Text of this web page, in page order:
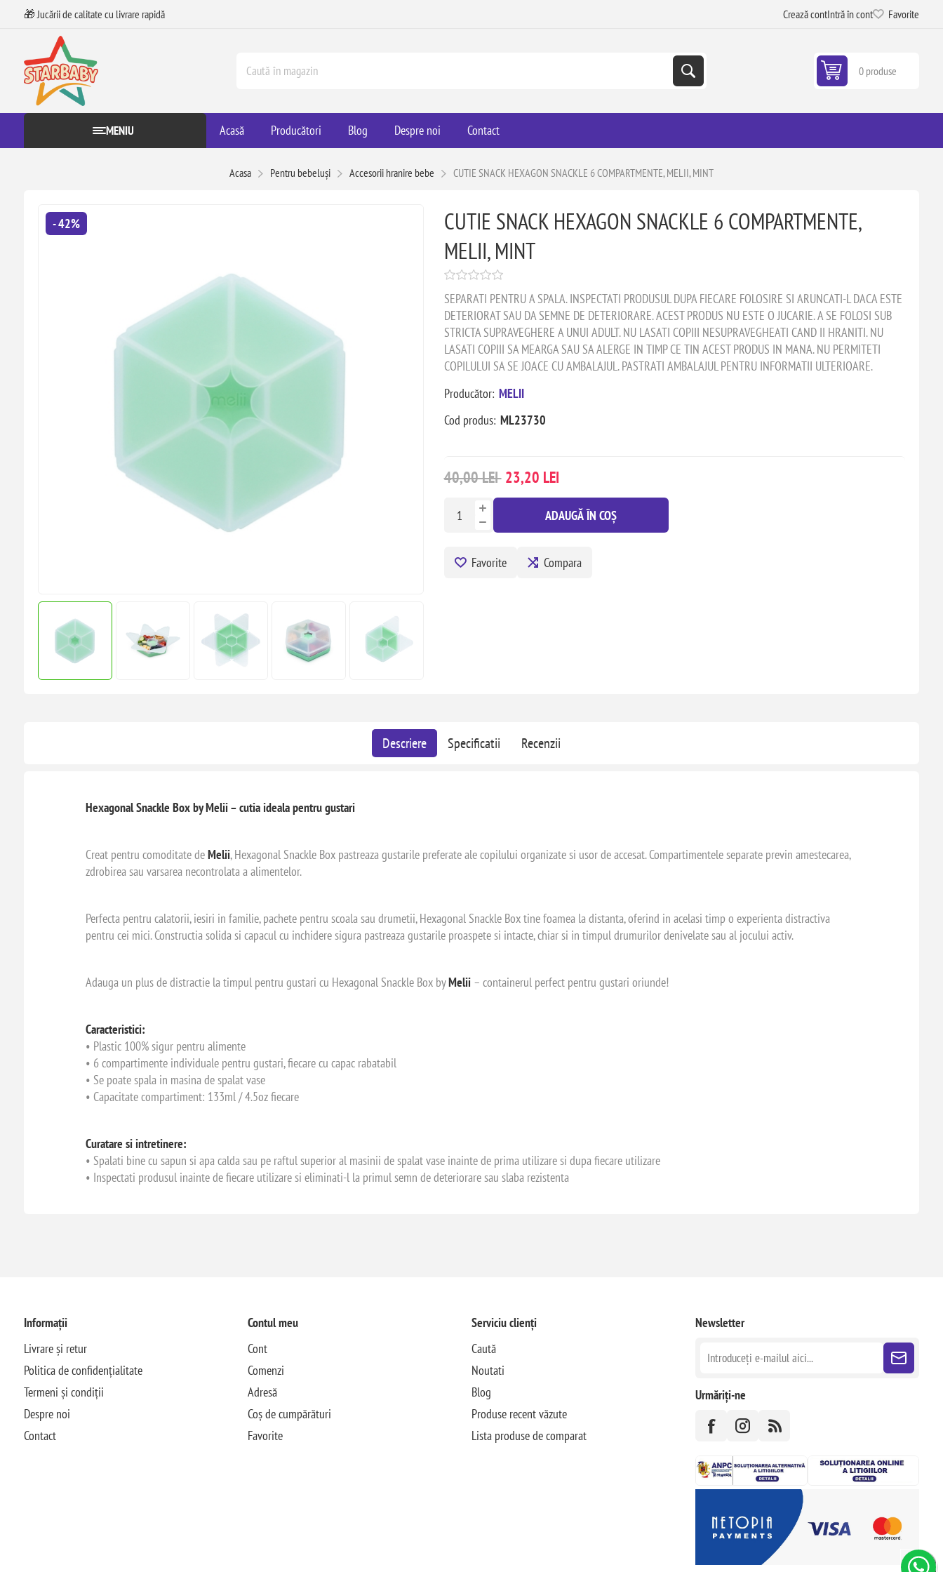
🎁 Jucării de calitate cu livrare rapidă Crează contIntră în cont Favorite
0 produse
MENIU Acasă Producători Blog Despre noi Contact
Acasa Pentru bebeluși Accesorii hranire bebe CUTIE SNACK HEXAGON SNACKLE 6 COMPARTMENTE, MELII, MINT
- 42%
CUTIE SNACK HEXAGON SNACKLE 6 COMPARTMENTE,
MELII, MINT
SEPARATI PENTRU A SPALA. INSPECTATI PRODUSUL DUPA FIECARE FOLOSIRE SI ARUNCATI-L DACA ESTE
DETERIORAT SAU DA SEMNE DE DETERIORARE. ACEST PRODUS NU ESTE O JUCARIE. A SE FOLOSI SUB
STRICTA SUPRAVEGHERE A UNUI ADULT. NU LASATI COPIII NESUPRAVEGHEATI CAND II HRANITI. NU
LASATI COPIII SA MEARGA SAU SA ALERGE IN TIMP CE TIN ACEST PRODUS IN MANA. NU PERMITETI
COPILULUI SA SE JOACE CU AMBALAJUL. PASTRATI AMBALAJUL PENTRU INFORMATII ULTERIOARE.
Producător: MELII
Cod produs: ML23730
40,00 LEI 23,20 LEI
ADAUGĂ ÎN COȘ
Favorite Compara
Descriere Specificatii Recenzii
Hexagonal Snackle Box by Melii – cutia ideala pentru gustari
Creat pentru comoditate deMelii, Hexagonal Snackle Box pastreaza gustarile preferate ale copilului organizate si usor de accesat. Compartimentele separate previn amestecarea,
zdrobirea sau varsarea necontrolata a alimentelor.
Perfecta pentru calatorii, iesiri in familie, pachete pentru scoala sau drumetii, Hexagonal Snackle Box tine foamea la distanta, oferind in acelasi timp o experienta distractiva
pentru cei mici. Constructia solida si capacul cu inchidere sigura pastreaza gustarile proaspete si intacte, chiar si in timpul drumurilor denivelate sau al jocului activ.
Adauga un plus de distractie la timpul pentru gustari cu Hexagonal Snackle Box byMelii– containerul perfect pentru gustari oriunde!
Caracteristici:
• Plastic 100% sigur pentru alimente
• 6 compartimente individuale pentru gustari, fiecare cu capac rabatabil
• Se poate spala in masina de spalat vase
• Capacitate compartiment: 133ml / 4.5oz fiecare
Curatare si intretinere:
• Spalati bine cu sapun si apa calda sau pe raftul superior al masinii de spalat vase inainte de prima utilizare si dupa fiecare utilizare
• Inspectati produsul inainte de fiecare utilizare si eliminati-l la primul semn de deteriorare sau slaba rezistenta
Informații
Livrare și retur
Politica de confidențialitate
Termeni și condiții
Despre noi
Contact
Contul meu
Cont
Comenzi
Adresă
Coș de cumpărături
Favorite
Serviciu clienți
Caută
Noutati
Blog
Produse recent văzute
Lista produse de comparat
Newsletter
Urmăriți-ne